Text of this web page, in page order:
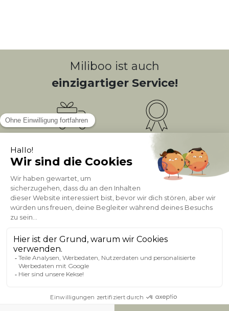
Miliboo ist auch
einzigartiger Service!
Bonusprogramm
PUNKTE = 5